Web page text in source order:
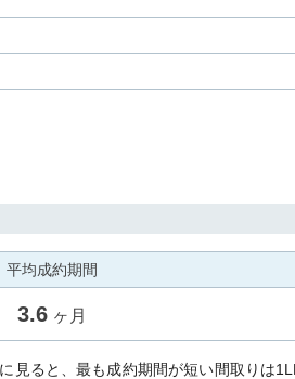
平均成約期間
3.6 ヶ月
ると、最も成約期間が短い間取りは